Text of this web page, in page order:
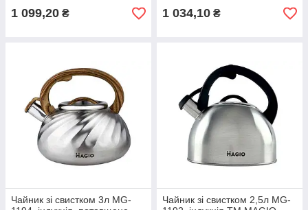
1 099,20 ₴ 1 034,10 ₴
Чайник зі свистком 3л MG-
Чайник зі свистком 2,5л MG-